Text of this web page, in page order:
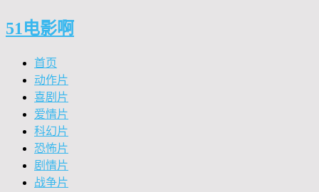
51电影啊
首页
动作片
喜剧片
爱情片
科幻片
恐怖片
剧情片
战争片